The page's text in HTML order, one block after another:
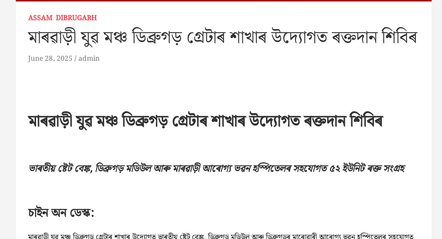
ASSAM DIBRUGARH
মাৰৱাড়ী যুৱ মঞ্চ ডিব্ৰুগড় গ্ৰেটাৰ শাখাৰ উদ্যোগত ৰক্তদান শিবিৰ
June 28, 2025 admin
মাৰৱাড়ী যুৱ মঞ্চ ডিব্ৰুগড় গ্ৰেটাৰ শাখাৰ উদ্যোগত ৰক্তদান শিবিৰ
ভাৰতীয় ষ্টেট বেঙ্ক, ডিব্ৰুগড় মডিউল আৰু মাৰৱাড়ী আৰোগ্য ভৱন হস্পিতেলৰ সহযোগত ৫২ ইউনিট ৰক্ত সংগ্ৰহ
চাইন অন ডেস্ক: